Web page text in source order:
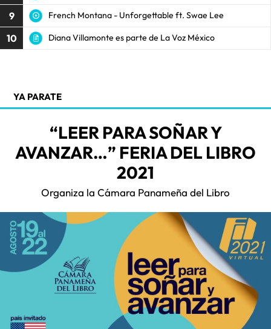
9 French Montana - Unforgettable ft. Swae Lee
10 Diana Villamonte es parte de La Voz México
YA PARATE
“LEER PARA SOÑAR Y
AVANZAR…” FERIA DEL LIBRO
2021
Organiza la Cámara Panameña del Libro